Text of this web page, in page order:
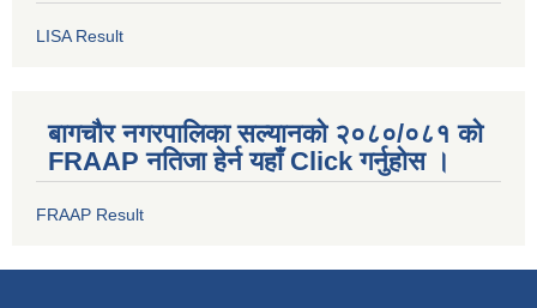
LISA Result
बागचौर नगरपालिका सल्यानको २०८०/०८१ को
FRAAP नतिजा हेर्न यहाँ Click गर्नुहोस ।
FRAAP Result